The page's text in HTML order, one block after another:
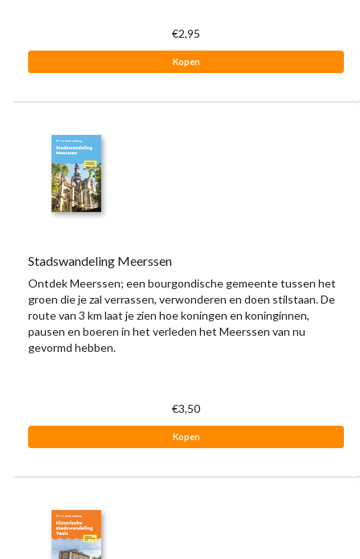
€2,95
Kopen
Stadswandeling Meerssen
Ontdek Meerssen; een bourgondische gemeente tussen het
groen die je zal verrassen, verwonderen en doen stilstaan. De
route van 3 km laat je zien hoe koningen en koninginnen,
pausen en boeren in het verleden het Meerssen van nu
gevormd hebben.
€3,50
Kopen